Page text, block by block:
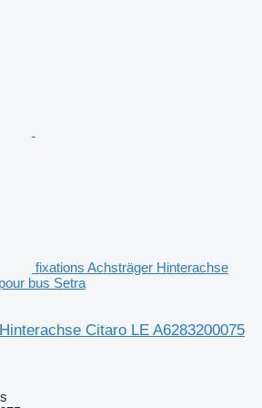
fixations Achsträger Hinterachse
bus Setra
Citaro LE A6283200075